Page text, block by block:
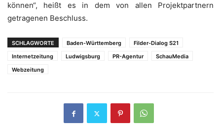
können“, heißt es in dem von allen Projektpartnern
getragenen Beschluss.
SCHLAGWORTE Baden-Württemberg
Filder-Dialog S21
Internetzeitung
Ludwigsburg PR-Agentur
SchauMedia
Webzeitung